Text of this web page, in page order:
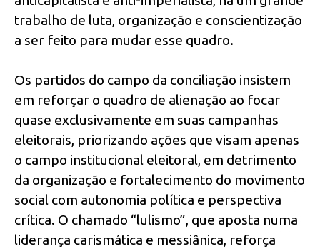
trabalho de luta, organização e conscientização
a ser feito para mudar esse quadro.
Os partidos do campo da conciliação insistem
em reforçar o quadro de alienação ao focar
quase exclusivamente em suas campanhas
eleitorais, priorizando ações que visam apenas
o campo institucional eleitoral, em detrimento
da organização e fortalecimento do movimento
social com autonomia política e perspectiva
crítica. O chamado “lulismo”, que aposta numa
liderança carismática e messiânica, reforça